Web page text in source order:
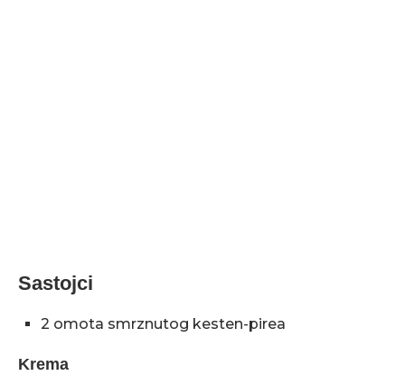
Sastojci
2 omota smrznutog kesten-pirea
Krema